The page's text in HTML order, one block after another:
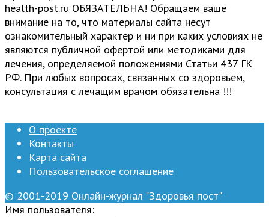
health-post.ru ОБЯЗАТЕЛЬНА! Обращаем ваше
внимание на то, что материалы сайта несут
ознакомительный характер и ни при каких условиях не
являются публичной офертой или методиками для
лечения, определяемой положениями Статьи 437 ГК
РФ. При любых вопросах, связанных со здоровьем,
консультация с лечащим врачом обязательна !!!
О проекте
Контакты
Карта сайта
Пользовательское соглашение
© 2001-2019 Онлайн-журнал "Здоровья пост"
Имя пользователя: